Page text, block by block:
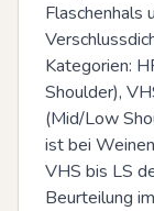
Flaschenhals
Kategorien:
Shoulder),
(Mid/Low
ist bei
VHS bis LS
Beurteilung